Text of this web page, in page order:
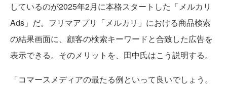
しているのが2025年2月に本格スタートした「メルカリ
Ads」だ。フリマアプリ「メルカリ」における商品検索
の結果画面に、顧客の検索キーワードと合致した広告を
表示できる。そのメリットを、田中氏はこう説明する。
「コマースメディアの最たる例といって良いでしょう。